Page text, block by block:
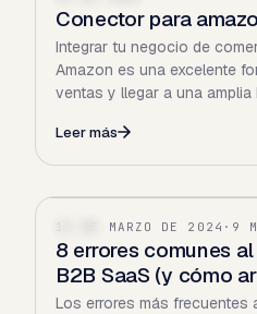
Conector para
Integrar tu negocio de
Amazon es una excelente
ventas y llegar a una
Leer más
12 DE MARZO DE 2024 · 9
8 errores comunes
B2B SaaS (y cómo
Los errores más frecuentes